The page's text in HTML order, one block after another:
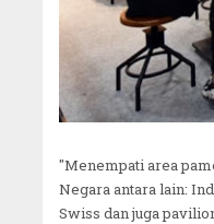
"Menempati area
Negara antara lain:
Swiss dan juga